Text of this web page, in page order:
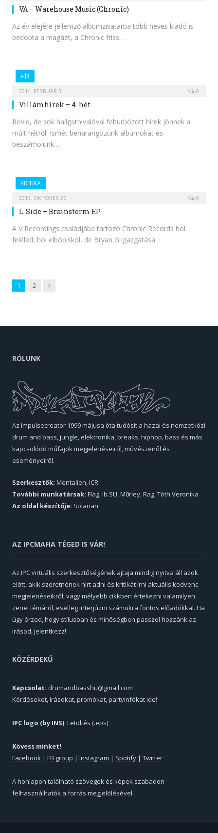
VA – Warehouse Music (Chronic)
Az év elejére jellemző albumzivatarba több neves kiadó is
bedobta a magáét, a Chronic friss…
HÍR
2014. FEBRUÁR 3. 0
Villámhírek – 4. hét
Rövid, de sok hallgatnivalóval felturbózott hírek jönnek a
múlt hétről. Ismét beharangozunk albumokat és
beszámolunk…
KRITIKA
2013. OKTÓBER 25. 0
L-Side – Brainstorm EP
A V Recordings családjába tartozó Chronic Records hol
feléled, hol elbóbiskol, de Bryan G igazgatása…
1 2 Next
RÓLUNK
Az Impulsecreator 1999 májusa óta tudósít a hazai és nemzetközi
drum and bass, jungle, elektronika, breaks, hiphop, bass és más
kapcsolódó műfajok megjelenéseiről, művészeiről és
eseményeiről.
Szerkesztők: Mentalien, ICR
További munkatársak: Flag, ib.SU, M0rley, Rag, Tóth Veronika
Az oldal készítője: Solarian
AZ IPCMAFIA TÉGED IS VÁR!
Az IPC virtuális szerkesztőségének ajtaja mindig nyitva áll azok
előtt, akik szeretnének hírt adni és kritikát írni aktuális kedvenc
megjelenéseikről, vagy mélyebb cikkben értekezni valamilyen
zenei témáról, esetleg interjúzni számukra fontos előadókkal. Ha
úgy érzed, hogy stílusban és minőségben passzol hozzánk az
írásod, jelentkezz!
KÖZÉRDEKŰ
Kapcsolat: drumandbasshu@gmail.com
Kérdéseket, írásokat, promókat, partyinfókat ide!
IPC logo (by INS): Letöltés (.eps)
Kövess minket!
Facebook | FB group | Instagram | Spotify | Twitter
A honlapon található szövegek és képek szabadon
felhasználhatók a forrás megjelölésével.